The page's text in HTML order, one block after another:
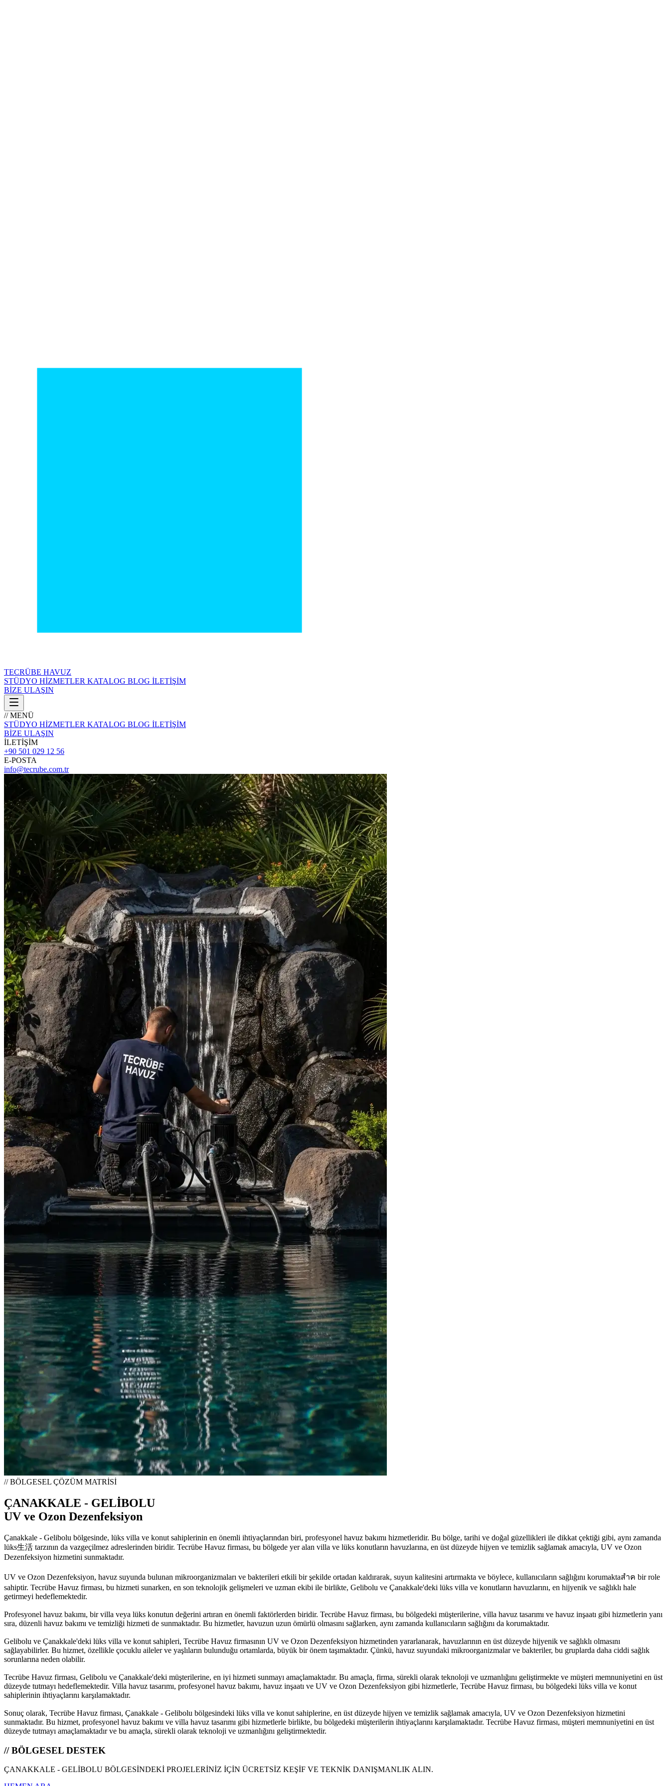
TECRÜBE HAVUZ
STÜDYO HİZMETLER KATALOG BLOG İLETİŞİM
BİZE ULAŞIN
// MENÜ
STÜDYO HİZMETLER KATALOG BLOG İLETİŞİM
BİZE ULAŞIN
İLETİŞİM
+90 501 029 12 56
E-POSTA
info@tecrube.com.tr
// BÖLGESEL ÇÖZÜM MATRİSİ
ÇANAKKALE - GELİBOLU
UV ve Ozon Dezenfeksiyon
Çanakkale - Gelibolu bölgesinde, lüks villa ve konut sahiplerinin en önemli ihtiyaçlarından biri, profesyonel havuz bakımı hizmetleridir. Bu bölge, tarihi ve doğal güzellikleri ile dikkat çektiği gibi, aynı zamanda
lüks生活 tarzının da vazgeçilmez adreslerinden biridir. Tecrübe Havuz firması, bu bölgede yer alan villa ve lüks konutların havuzlarına, en üst düzeyde hijyen ve temizlik sağlamak amacıyla, UV ve Ozon
Dezenfeksiyon hizmetini sunmaktadır.
UV ve Ozon Dezenfeksiyon, havuz suyunda bulunan mikroorganizmaları ve bakterileri etkili bir şekilde ortadan kaldırarak, suyun kalitesini artırmakta ve böylece, kullanıcıların sağlığını korumaktaสำค bir role
sahiptir. Tecrübe Havuz firması, bu hizmeti sunarken, en son teknolojik gelişmeleri ve uzman ekibi ile birlikte, Gelibolu ve Çanakkale'deki lüks villa ve konutların havuzlarını, en hijyenik ve sağlıklı hale
getirmeyi hedeflemektedir.
Profesyonel havuz bakımı, bir villa veya lüks konutun değerini artıran en önemli faktörlerden biridir. Tecrübe Havuz firması, bu bölgedeki müşterilerine, villa havuz tasarımı ve havuz inşaatı gibi hizmetlerin yanı
sıra, düzenli havuz bakımı ve temizliği hizmeti de sunmaktadır. Bu hizmetler, havuzun uzun ömürlü olmasını sağlarken, aynı zamanda kullanıcıların sağlığını da korumaktadır.
Gelibolu ve Çanakkale'deki lüks villa ve konut sahipleri, Tecrübe Havuz firmasının UV ve Ozon Dezenfeksiyon hizmetinden yararlanarak, havuzlarının en üst düzeyde hijyenik ve sağlıklı olmasını
sağlayabilirler. Bu hizmet, özellikle çocuklu aileler ve yaşlıların bulunduğu ortamlarda, büyük bir önem taşımaktadır. Çünkü, havuz suyundaki mikroorganizmalar ve bakteriler, bu gruplarda daha ciddi sağlık
sorunlarına neden olabilir.
Tecrübe Havuz firması, Gelibolu ve Çanakkale'deki müşterilerine, en iyi hizmeti sunmayı amaçlamaktadır. Bu amaçla, firma, sürekli olarak teknoloji ve uzmanlığını geliştirmekte ve müşteri memnuniyetini en üst
düzeyde tutmayı hedeflemektedir. Villa havuz tasarımı, profesyonel havuz bakımı, havuz inşaatı ve UV ve Ozon Dezenfeksiyon gibi hizmetlerle, Tecrübe Havuz firması, bu bölgedeki lüks villa ve konut
sahiplerinin ihtiyaçlarını karşılamaktadır.
Sonuç olarak, Tecrübe Havuz firması, Çanakkale - Gelibolu bölgesindeki lüks villa ve konut sahiplerine, en üst düzeyde hijyen ve temizlik sağlamak amacıyla, UV ve Ozon Dezenfeksiyon hizmetini
sunmaktadır. Bu hizmet, profesyonel havuz bakımı ve villa havuz tasarımı gibi hizmetlerle birlikte, bu bölgedeki müşterilerin ihtiyaçlarını karşılamaktadır. Tecrübe Havuz firması, müşteri memnuniyetini en üst
düzeyde tutmayı amaçlamaktadır ve bu amaçla, sürekli olarak teknoloji ve uzmanlığını geliştirmektedir.
// BÖLGESEL DESTEK
ÇANAKKALE - GELİBOLU BÖLGESİNDEKİ PROJELERİNİZ İÇİN ÜCRETSİZ KEŞİF VE TEKNİK DANIŞMANLIK ALIN.